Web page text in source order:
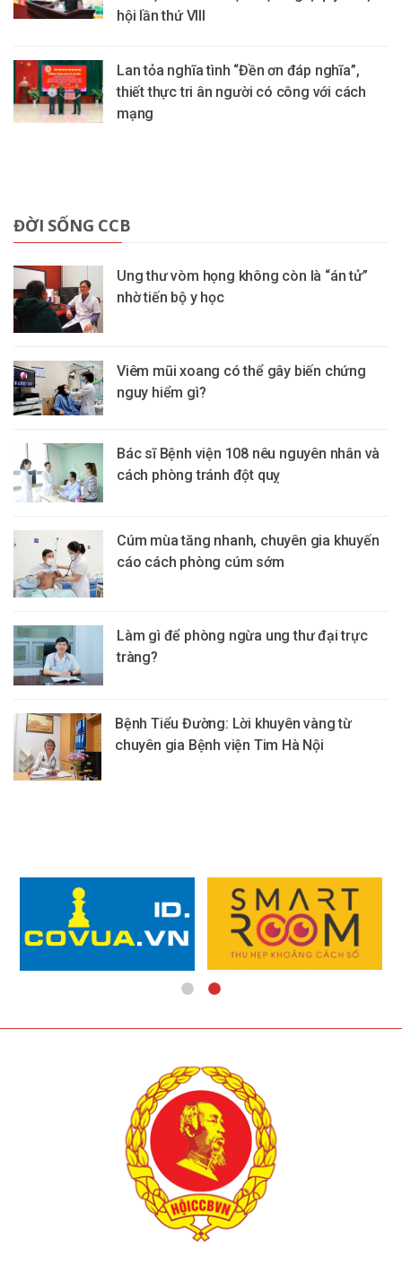
hội lần thứ VIII
Lan tỏa nghĩa tình “Đền ơn đáp nghĩa”,
thiết thực tri ân người có công với cách
mạng
ĐỜI SỐNG CCB
Ung thư vòm họng không còn là “án tử”
nhờ tiến bộ y học
Viêm mũi xoang có thể gây biến chứng
nguy hiểm gì?
Bác sĩ Bệnh viện 108 nêu nguyên nhân và
cách phòng tránh đột quỵ
Cúm mùa tăng nhanh, chuyên gia khuyến
cáo cách phòng cúm sớm
Làm gì để phòng ngừa ung thư đại trực
tràng?
Bệnh Tiểu Đường: Lời khuyên vàng từ
chuyên gia Bệnh viện Tim Hà Nội